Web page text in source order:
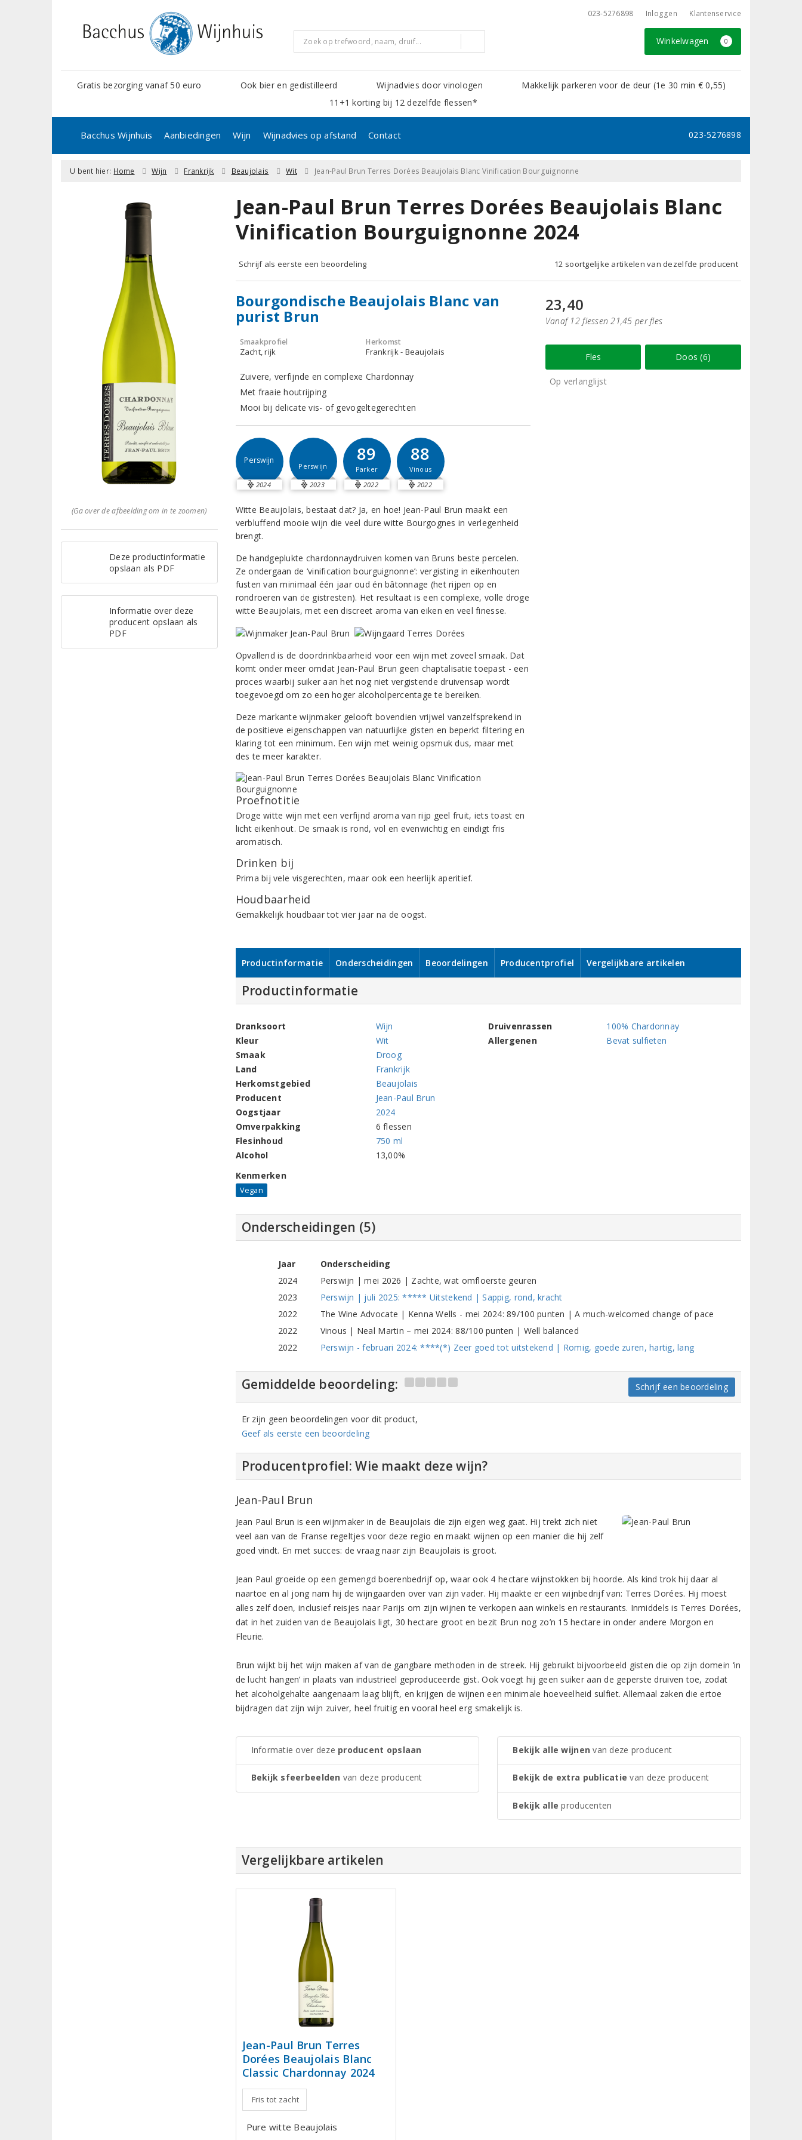
023-5276898 Inloggen Klantenservice
Winkelwagen 0
Gratis bezorging vanaf 50 euro Ook bier en gedistilleerd Wijnadvies door vinologen
Makkelijk parkeren voor de deur (1e 30 min € 0,55)
11+1 korting bij 12 dezelfde flessen*
Bacchus Wijnhuis Aanbiedingen Wijn Wijnadvies op afstand Contact 023-5276898
U bent hier: Home Wijn Frankrijk Beaujolais Wit Jean-Paul Brun Terres Dorées Beaujolais Blanc Vinification Bourguignonne
(Ga over de afbeelding om in te zoomen)
Deze productinformatie
opslaan als PDF
Informatie over deze
producent opslaan als
PDF
Jean-Paul Brun Terres Dorées Beaujolais Blanc
Vinification Bourguignonne 2024
Schrijf als eerste een beoordeling 12 soortgelijke artikelen van dezelfde producent
Bourgondische Beaujolais Blanc van
purist Brun
Smaakprofiel
Zacht, rijk
Herkomst
Frankrijk - Beaujolais
Zuivere, verfijnde en complexe Chardonnay
Met fraaie houtrijping
Mooi bij delicate vis- of gevogeltegerechten
Perswijn
2024
Perswijn
2023
89
Parker
2022
88
Vinous
2022
Witte Beaujolais, bestaat dat? Ja, en hoe! Jean-Paul Brun maakt een
verbluffend mooie wijn die veel dure witte Bourgognes in verlegenheid
brengt.
De handgeplukte chardonnaydruiven komen van Bruns beste percelen.
Ze ondergaan de ‘vinification bourguignonne’: vergisting in eikenhouten
fusten van minimaal één jaar oud én bâtonnage (het rijpen op en
rondroeren van de gistresten). Het resultaat is een complexe, volle droge
witte Beaujolais, met een discreet aroma van eiken en veel finesse.
Opvallend is de doordrinkbaarheid voor een wijn met zoveel smaak. Dat
komt onder meer omdat Jean-Paul Brun geen chaptalisatie toepast - een
proces waarbij suiker aan het nog niet vergistende druivensap wordt
toegevoegd om zo een hoger alcoholpercentage te bereiken.
Deze markante wijnmaker gelooft bovendien vrijwel vanzelfsprekend in
de positieve eigenschappen van natuurlijke gisten en beperkt filtering en
klaring tot een minimum. Een wijn met weinig opsmuk dus, maar met
des te meer karakter.
Proefnotitie
Droge witte wijn met een verfijnd aroma van rijp geel fruit, iets toast en
licht eikenhout. De smaak is rond, vol en evenwichtig en eindigt fris
aromatisch.
Drinken bij
Prima bij vele visgerechten, maar ook een heerlijk aperitief.
Houdbaarheid
Gemakkelijk houdbaar tot vier jaar na de oogst.
23,40
Vanaf 12 flessen 21,45 per fles
Fles Doos (6)
Op verlanglijst
Productinformatie Onderscheidingen Beoordelingen Producentprofiel Vergelijkbare artikelen
Productinformatie
Dranksoort
Wijn
Kleur
Wit
Smaak
Droog
Land
Frankrijk
Herkomstgebied
Beaujolais
Producent
Jean-Paul Brun
Oogstjaar
2024
Omverpakking
6 flessen
Flesinhoud
750 ml
Alcohol
13,00%
Druivenrassen
100% Chardonnay
Allergenen
Bevat sulfieten
Kenmerken
Vegan
Onderscheidingen (5)
Jaar
Onderscheiding
2024
Perswijn | mei 2026 | Zachte, wat omfloerste geuren
2023
Perswijn | juli 2025: ***** Uitstekend | Sappig, rond, kracht
2022
The Wine Advocate | Kenna Wells - mei 2024: 89/100 punten | A much-welcomed change of pace
2022
Vinous | Neal Martin – mei 2024: 88/100 punten | Well balanced
2022
Perswijn - februari 2024: ****(*) Zeer goed tot uitstekend | Romig, goede zuren, hartig, lang
Gemiddelde beoordeling: Schrijf een beoordeling
Er zijn geen beoordelingen voor dit product,
Geef als eerste een beoordeling
Producentprofiel: Wie maakt deze wijn?
Jean-Paul Brun
Jean Paul Brun is een wijnmaker in de Beaujolais die zijn eigen weg gaat. Hij trekt zich niet
veel aan van de Franse regeltjes voor deze regio en maakt wijnen op een manier die hij zelf
goed vindt. En met succes: de vraag naar zijn Beaujolais is groot.
Jean Paul groeide op een gemengd boerenbedrijf op, waar ook 4 hectare wijnstokken bij hoorde. Als kind trok hij daar al
naartoe en al jong nam hij de wijngaarden over van zijn vader. Hij maakte er een wijnbedrijf van: Terres Dorées. Hij moest
alles zelf doen, inclusief reisjes naar Parijs om zijn wijnen te verkopen aan winkels en restaurants. Inmiddels is Terres Dorées,
dat in het zuiden van de Beaujolais ligt, 30 hectare groot en bezit Brun nog zo’n 15 hectare in onder andere Morgon en
Fleurie.
Brun wijkt bij het wijn maken af van de gangbare methoden in de streek. Hij gebruikt bijvoorbeeld gisten die op zijn domein ‘in
de lucht hangen’ in plaats van industrieel geproduceerde gist. Ook voegt hij geen suiker aan de geperste druiven toe, zodat
het alcoholgehalte aangenaam laag blijft, en krijgen de wijnen een minimale hoeveelheid sulfiet. Allemaal zaken die ertoe
bijdragen dat zijn wijn zuiver, heel fruitig en vooral heel erg smakelijk is.
Informatie over deze producent opslaan
Bekijk sfeerbeelden van deze producent
Bekijk alle wijnen van deze producent
Bekijk de extra publicatie van deze producent
Bekijk alle producenten
Vergelijkbare artikelen
Jean-Paul Brun Terres
Dorées Beaujolais Blanc
Classic Chardonnay 2024
Fris tot zacht
Pure witte Beaujolais